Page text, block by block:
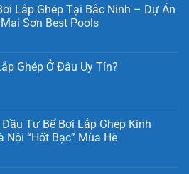
Lắp Ghép Tại Bắc Ninh – Dự Án
Sơn Best Pools
Ghép Ở Đâu Uy Tín?
Tư Bể Bơi Lắp Ghép Kinh
Nội “Hốt Bạc” Mùa Hè